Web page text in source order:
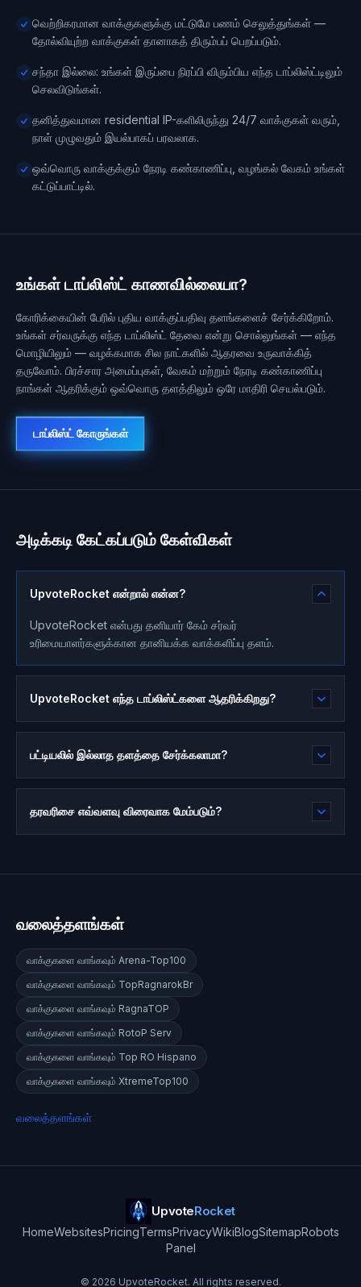
வெற்றிகரமான வாக்குகளுக்கு மட்டுமே பணம் செலுத்துங்கள் —
தோல்வியுற்ற வாக்குகள் தானாகத் திரும்பப் பெறப்படும்.
சந்தா இல்லை: உங்கள் இருப்பை நிரப்பி விரும்பிய எந்த டாப்லிஸ்ட்டிலும்
செலவிடுங்கள்.
தனித்துவமான residential IP-களிலிருந்து 24/7 வாக்குகள் வரும்,
நாள் முழுவதும் இயல்பாகப் பரவலாக.
ஒவ்வொரு வாக்குக்கும் நேரடி கண்காணிப்பு, வழங்கல் வேகம் உங்கள்
கட்டுப்பாட்டில்.
உங்கள் டாப்லிஸ்ட் காணவில்லையா?
கோரிக்கையின் பேரில் புதிய வாக்குப்பதிவு தளங்களைச் சேர்க்கிறோம்.
உங்கள் சர்வருக்கு எந்த டாப்லிஸ்ட் தேவை என்று சொல்லுங்கள் — எந்த
மொழியிலும் — வழக்கமாக சில நாட்களில் ஆதரவை உருவாக்கித்
தருவோம். பிரச்சார அமைப்புகள், வேகம் மற்றும் நேரடி கண்காணிப்பு
நாங்கள் ஆதரிக்கும் ஒவ்வொரு தளத்திலும் ஒரே மாதிரி செயல்படும்.
டாப்லிஸ்ட் கோருங்கள்
அடிக்கடி கேட்கப்படும் கேள்விகள்
UpvoteRocket என்றால் என்ன?
UpvoteRocket என்பது தனியார் கேம் சர்வர்
உரிமையாளர்களுக்கான தானியக்க வாக்களிப்பு தளம்.
UpvoteRocket எந்த டாப்லிஸ்ட்களை ஆதரிக்கிறது?
பட்டியலில் இல்லாத தளத்தை சேர்க்கலாமா?
தரவரிசை எவ்வளவு விரைவாக மேம்படும்?
வலைத்தளங்கள்
வாக்குகளை வாங்கவும் Arena-Top100
வாக்குகளை வாங்கவும் TopRagnarokBr
வாக்குகளை வாங்கவும் RagnaTOP
வாக்குகளை வாங்கவும் RotoP Serv
வாக்குகளை வாங்கவும் Top RO Hispano
வாக்குகளை வாங்கவும் XtremeTop100
வலைத்தளங்கள்
UpvoteRocket
HomeWebsitesPricingTermsPrivacyWikiBlogSitemapRobots
Panel
© 2026 UpvoteRocket. All rights reserved.